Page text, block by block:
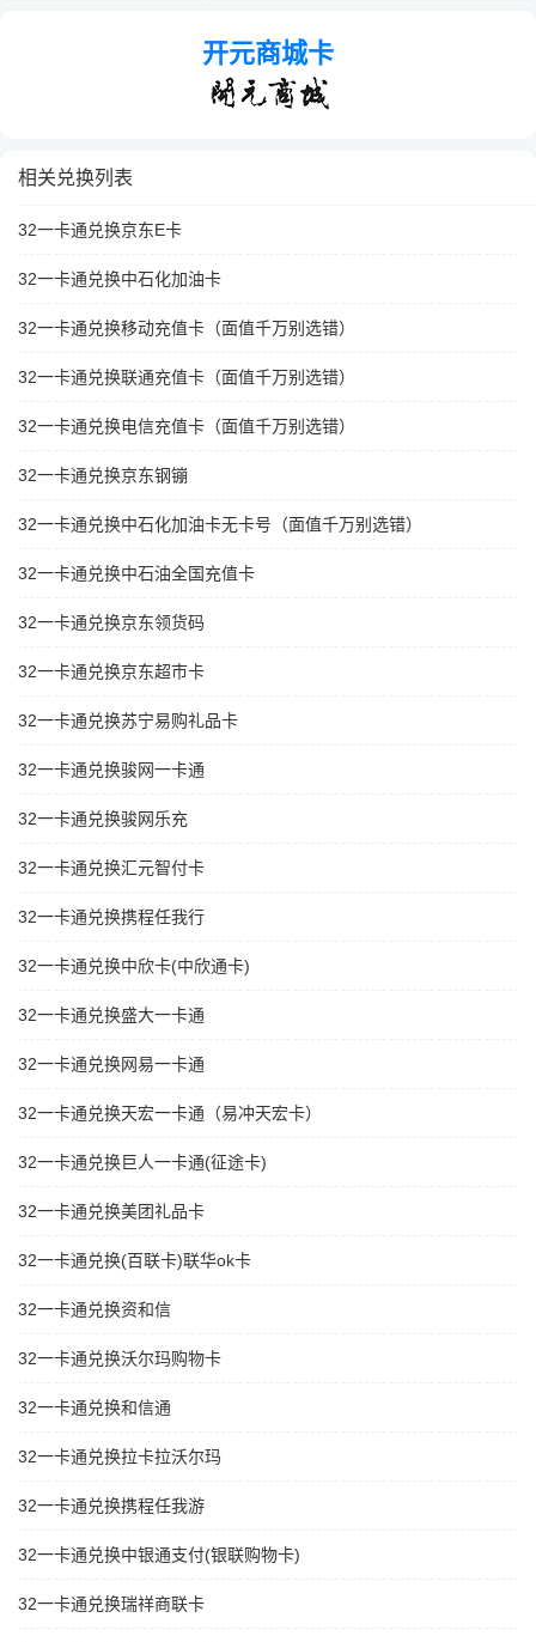
开元商城卡
相关兑换列表
32一卡通兑换京东E卡
32一卡通兑换中石化加油卡
32一卡通兑换移动充值卡（面值千万别选错）
32一卡通兑换联通充值卡（面值千万别选错）
32一卡通兑换电信充值卡（面值千万别选错）
32一卡通兑换京东钢镚
32一卡通兑换中石化加油卡无卡号（面值千万别选错）
32一卡通兑换中石油全国充值卡
32一卡通兑换京东领货码
32一卡通兑换京东超市卡
32一卡通兑换苏宁易购礼品卡
32一卡通兑换骏网一卡通
32一卡通兑换骏网乐充
32一卡通兑换汇元智付卡
32一卡通兑换携程任我行
32一卡通兑换中欣卡(中欣通卡)
32一卡通兑换盛大一卡通
32一卡通兑换网易一卡通
32一卡通兑换天宏一卡通（易冲天宏卡）
32一卡通兑换巨人一卡通(征途卡)
32一卡通兑换美团礼品卡
32一卡通兑换(百联卡)联华ok卡
32一卡通兑换资和信
32一卡通兑换沃尔玛购物卡
32一卡通兑换和信通
32一卡通兑换拉卡拉沃尔玛
32一卡通兑换携程任我游
32一卡通兑换中银通支付(银联购物卡)
32一卡通兑换瑞祥商联卡